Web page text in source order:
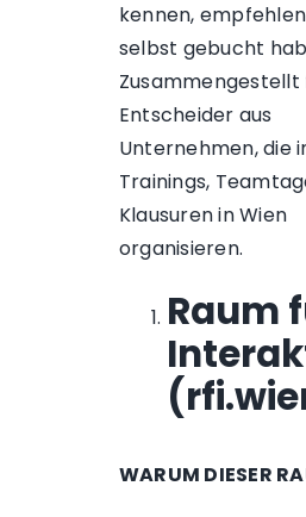
kennen,
selbst gebucht
Zusammengestellt
Entscheider aus
Unternehmen, die
Trainings,
Klausuren in Wien
organisieren.
Raum
WARUM DIESER